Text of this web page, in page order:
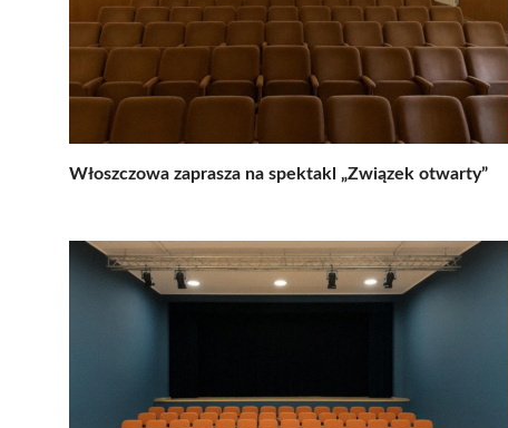
Włoszczowa zaprasza na spektakl „Związek otwarty”